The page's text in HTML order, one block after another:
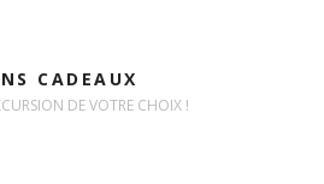
CADEAUX
DE VOTRE CHOIX !